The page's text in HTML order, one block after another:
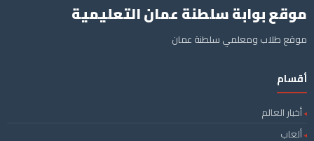
موقع بوابة سلطنة عمان التعليمية
موقع طلاب ومعلمي سلطنة عمان
أقسام
أخبار العالم
ألعاب